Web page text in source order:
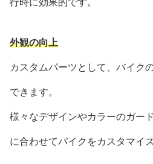
行時に効果的です。
外観の向上
カスタムパーツとして、バイク
できます。
様々なデザインやカラーのガー
に合わせてバイクをカスタマイ